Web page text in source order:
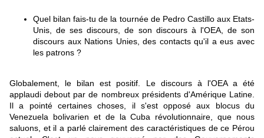
Quel bilan fais-tu de la tournée de Pedro Castillo aux Etats-
Unis, de ses discours, de son discours à l'OEA, de son
discours aux Nations Unies, des contacts qu'il a eus avec
les patrons ?
Globalement, le bilan est positif. Le discours à l'OEA a été
applaudi debout par de nombreux présidents d'Amérique Latine.
Il a pointé certaines choses, il s'est opposé aux blocus du
Venezuela bolivarien et de la Cuba révolutionnaire, que nous
saluons, et il a parlé clairement des caractéristiques de ce Pérou